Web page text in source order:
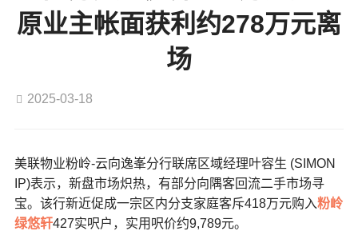
原业主帐面获利约278万元离
场
2025-03-18
美联物业粉岭-云向逸峯分行联席区域经理叶容生 (SIMON
IP)表示，新盘市场炽热，有部分向隅客回流二手市场寻
宝。该行新近促成一宗区内分支家庭客斥418万元购入粉岭
绿悠轩427实呎户，实用呎价约9,789元。